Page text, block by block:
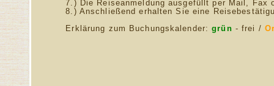
7.) Die Reiseanmeldung ausgefüllt per Mail, Fax
8.) Anschließend erhalten Sie eine
Erklärung zum Buchungskalender:grün - frei /